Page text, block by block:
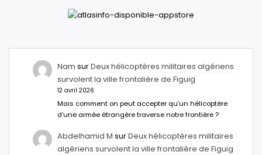
Nam surDeux hélicoptères militaires algériens
survolent la ville frontalière de Figuig
12 avril 2026
Mais comment on peut accepter qu’un hélicoptère
d’une armée étrangère traverse notre frontière ?
Abdelhamid M surDeux hélicoptères militaires
algériens survolent la ville frontalière de Figuig